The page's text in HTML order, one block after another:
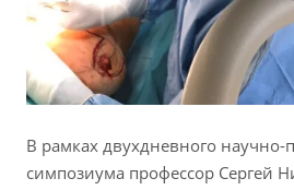
В рамках двухдневного научно-
симпозиума профессор Сергей